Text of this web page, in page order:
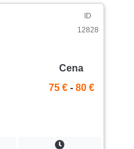
ID
12828
Cena
75 € - 80 €